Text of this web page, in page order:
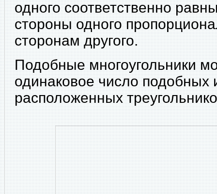
одного соответственно
стороны одного
сторонам другого.
Подобные многоугольники
одинаковое число подобных
расположенных